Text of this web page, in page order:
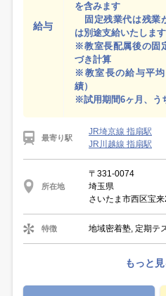
給与
を含みます
固定残業代は残業
は別途支給いたします
※教室長配属後の固
づき計算
※教室長の給与平均
績）
※試用期間6ヶ月、う
最寄り駅
JR埼京線 指扇駅
JR川越線 指扇駅
所在地
〒331-0074
埼玉県
さいたま市西区宝
特徴 地域密着塾, 定期テ
もっと